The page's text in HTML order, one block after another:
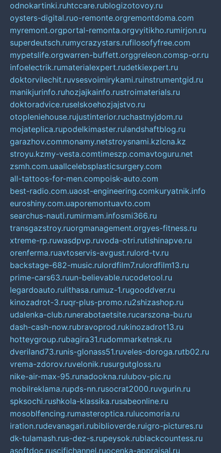
odnokartinki.ruhtccare.rublogizotovoy.ru
oysters-digital.ruo-remonte.orgremontdoma.com
myremont.orgportal-remonta.orgvyitikho.rumirjon.ru
superdeutsch.rumycrazystars.rufilosofyfree.com
mypetslife.orgwarren-buffett.orggreleon.comsp-or.ru
infoelectrik.rumaterialexpert.rudetkiexpert.ru
doktorvilechit.ruvsesvoimirykami.ruinstrumentgid.ru
manikjurinfo.ruhozjajkainfo.rustroimaterials.ru
doktoradvice.ruselskoehozjajstvo.ru
otopleniehouse.rujustinterior.ruchastnyjdom.ru
mojateplica.rupodelkimaster.rulandshaftblog.ru
garazhov.commonamy.netstroysnami.kzlcna.kz
stroyu.kzmy-vesta.comtimeszp.comavtoguru.net
zsmh.com.uaallcelebsplasticsurgery.com
all-tattoos-for-men.compoisk-auto.com
best-radio.com.uaost-engineering.comkuryatnik.info
euroshiny.com.uaporemontuavto.com
searchus-nauti.rumirmam.infosmi366.ru
transgazstroy.ruorgmanagement.orgyes-fitness.ru
xtreme-rp.ruwasdpvp.ruvoda-otri.rutishinapve.ru
orenferma.ruavtoservis-avgust.rulord-tv.ru
backstage-682-music.rulordfilm7.rulordfilm13.ru
prime-cars63.ruun-believable.rucodetool.ru
legardoauto.rulithasa.rumuz-1.rugooddver.ru
kinozadrot-3.ruqr-plus-promo.ru2shizashop.ru
udalenka-club.runerabotaetsite.rucarszona-bu.ru
dash-cash-now.rubravoprod.rukinozadrot13.ru
hotteygroup.rubagira31.rudommarketnsk.ru
dveriland73.runis-glonass51.ruveles-doroga.rutb02.ru
vrema-zdorov.ruvelonik.rusurgutgloss.ru
nike-air-max-95.runadookna.rulubov-pic.ru
mobilreklama.rupds-nn.rusocrat2000.ruvgurin.ru
spksochi.rushkola-klassika.rusabeonline.ru
mosoblfencing.rumasteroptica.rulucomoria.ru
iration.rudevanagari.rubiblioverde.ruigro-pictures.ru
dk-tulamash.rus-dez-s.rupeysok.rublackcountess.ru
asoftdoc.ruscifichannel.ruocenka-appraisal.ru